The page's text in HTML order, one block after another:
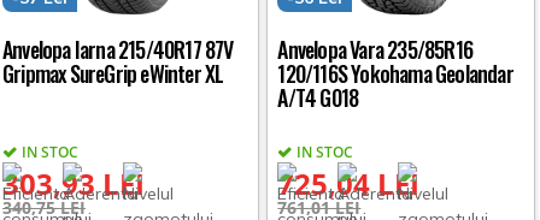
Anvelopa Iarna 215/40R17 87V
Gripmax SureGrip eWinter XL
IN STOC
303,93 LEI
340,75 LEI
Anvelopa Vara 235/85R16
120/116S Yokohama Geolandar
A/T4 G018
IN STOC
725,04 LEI
761,01 LEI